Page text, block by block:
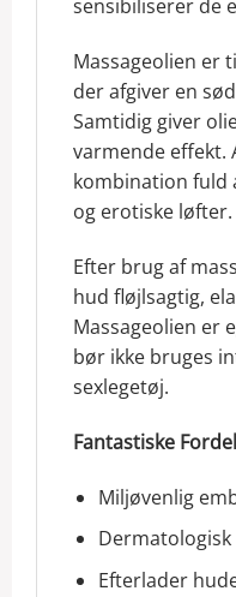
sensibiliserer de
Massageolien er
der afgiver en
Samtidig giver
varmende effekt.
kombination fuld
og erotiske løfter.
Efter brug af
hud fløjlsagtig,
Massageolien er
bør ikke bruges
sexlegetøj.
Fantastiske
Miljøvenlig
Efterlader